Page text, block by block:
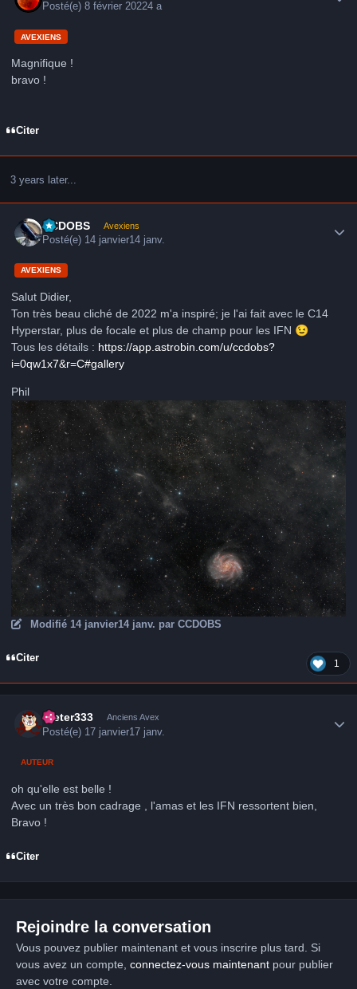
Posté(e)8 février 20224 a
AVEXIENS
Magnifique !
bravo !
Citer
3 years later...
CCDOBS Avexiens
Posté(e) 14 janvier14 janv.
AVEXIENS
Salut Didier,
Ton très beau cliché de 2022 m'a inspiré; je l'ai fait avec le C14
Hyperstar, plus de focale et plus de champ pour les IFN 😉
Tous les détails : https://app.astrobin.com/u/ccdobs?
i=0qw1x7&r=C#gallery
Phil
Modifié 14 janvier14 janv. par CCDOBS
Citer 1
Dieter333 Anciens Avex
Posté(e) 17 janvier17 janv.
AUTEUR
oh qu'elle est belle !
Avec un très bon cadrage , l'amas et les IFN ressortent bien,
Bravo !
Citer
Rejoindre la conversation
Vous pouvez publier maintenant et vous inscrire plus tard. Si
vous avez un compte, connectez-vous maintenantpour publier
avec votre compte.